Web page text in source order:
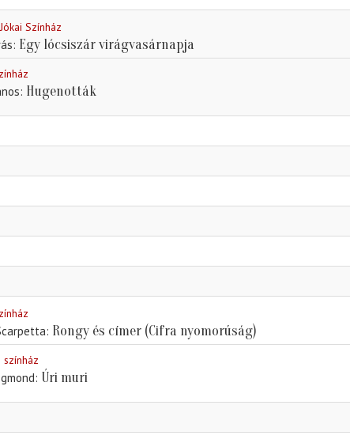
Színház
Egy lócsiszár virágvasárnapja
Hugenották
Rongy és címer (Cifra nyomorúság)
színház
Úri muri